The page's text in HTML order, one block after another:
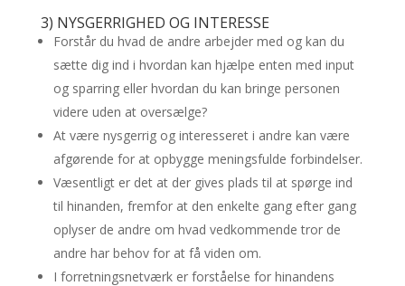
3) NYSGERRIGHED OG INTERESSE
Forstår du hvad de andre arbejder med og kan du
sætte dig ind i hvordan kan hjælpe enten med input
og sparring eller hvordan du kan bringe personen
videre uden at oversælge?
At være nysgerrig og interesseret i andre kan være
afgørende for at opbygge meningsfulde forbindelser.
Væsentligt er det at der gives plads til at spørge ind
til hinanden, fremfor at den enkelte gang efter gang
oplyser de andre om hvad vedkommende tror de
andre har behov for at få viden om.
I forretningsnetværk er forståelse for hinandens